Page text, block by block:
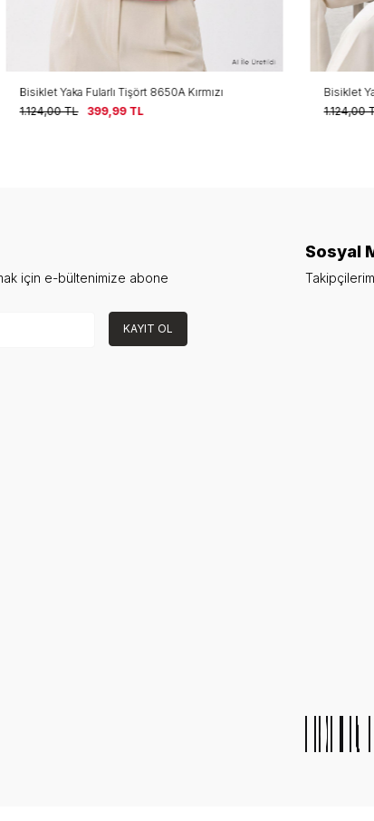
Bisiklet Yaka Fularlı Tişört 8650A Kırmızı
1.124,00TL 399,99TL
Bisiklet
1.124,00
için e-bültenimize abone
KAYIT OL
Sosyal